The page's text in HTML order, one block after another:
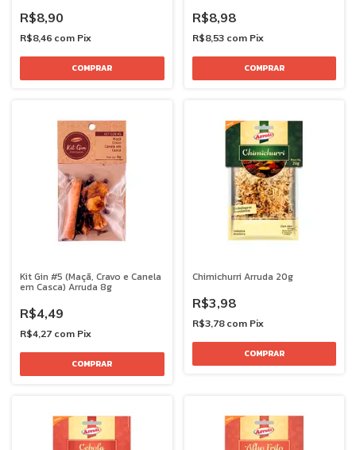
R$8,90
R$8,46 com Pix
R$8,98
R$8,53 com Pix
Kit Gin #5 (Maçã, Cravo e Canela
em Casca) Arruda 8g
R$4,49
R$4,27 com Pix
Chimichurri Arruda 20g
R$3,98
R$3,78 com Pix